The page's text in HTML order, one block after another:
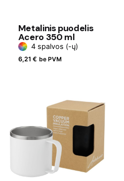
Metalinis puodelis
Acero 350 ml
4 spalvos (-ų)
6,21 € be PVM